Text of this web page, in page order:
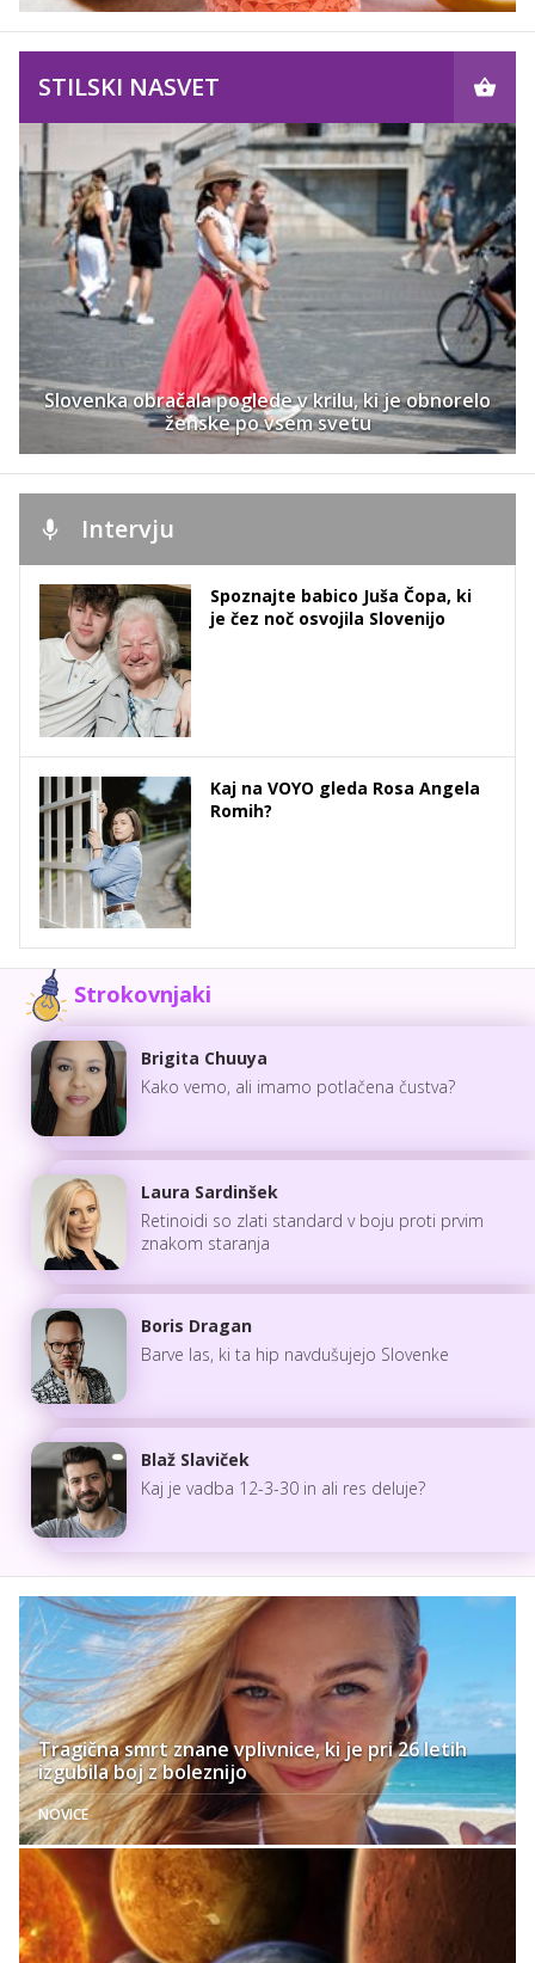
STILSKI NASVET
Slovenka obračala poglede v krilu, ki je obnorelo
ženske po vsem svetu
Intervju
Spoznajte babico Juša Čopa, ki
je čez noč osvojila Slovenijo
Kaj na VOYO gleda Rosa Angela
Romih?
Strokovnjaki
Brigita Chuuya
Kako vemo, ali imamo potlačena čustva?
Laura Sardinšek
Retinoidi so zlati standard v boju proti prvim
znakom staranja
Boris Dragan
Barve las, ki ta hip navdušujejo Slovenke
Blaž Slaviček
Kaj je vadba 12-3-30 in ali res deluje?
Tragična smrt znane vplivnice, ki je pri 26 letih
izgubila boj z boleznijo
NOVICE